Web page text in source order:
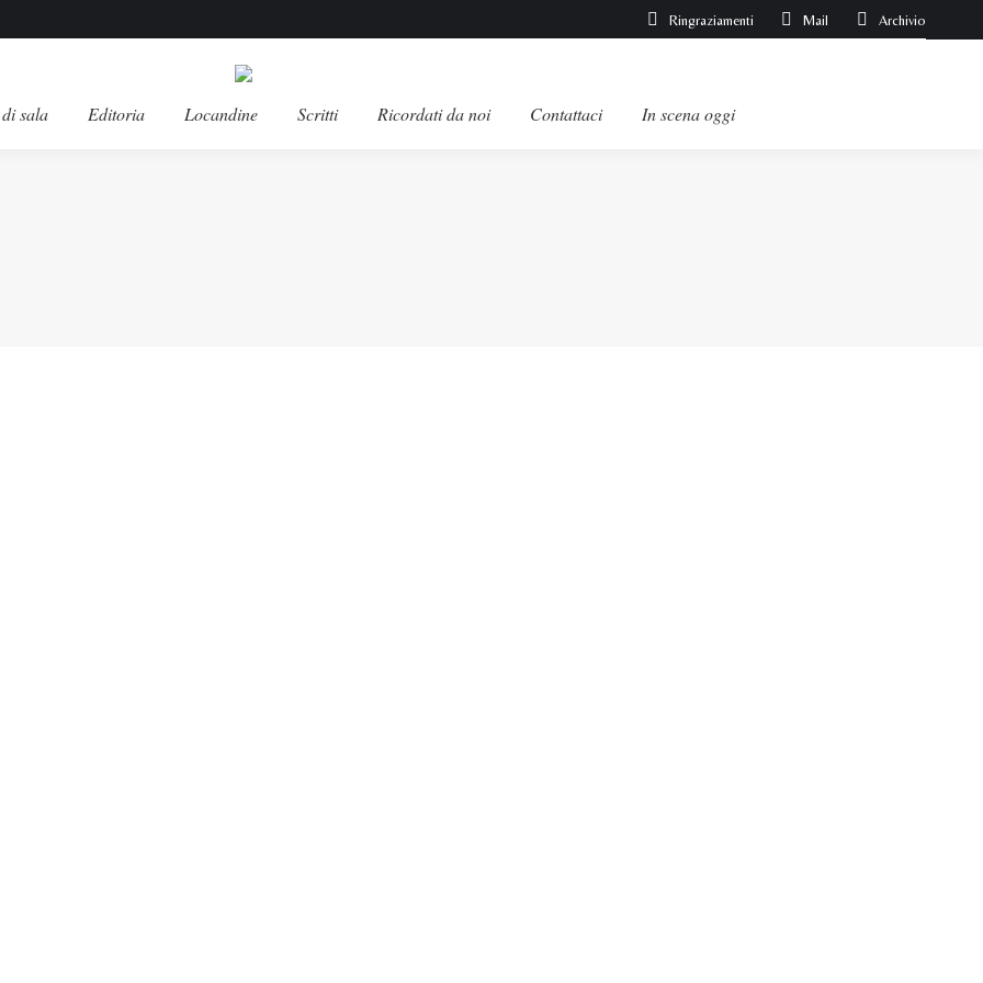
Ringraziamenti Mail Archivio
sala Editoria Locandine Scritti Ricordati da noi Contattaci In scena oggi